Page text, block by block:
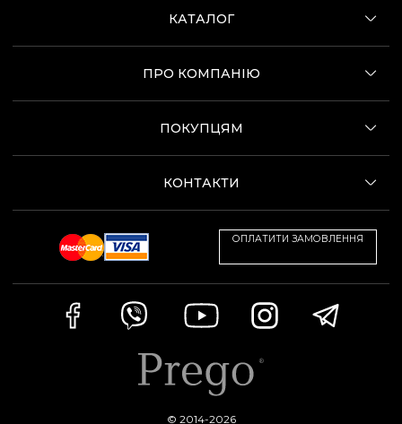
КАТАЛОГ
ПРО КОМПАНІЮ
ПОКУПЦЯМ
КОНТАКТИ
ОПЛАТИТИ ЗАМОВЛЕННЯ
© 2014-2026